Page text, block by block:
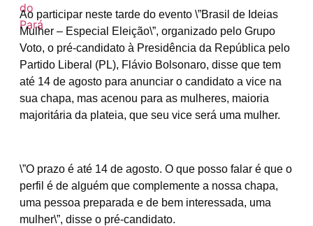
Ao participar neste tarde do evento \”Brasil de Ideias
Mulher – Especial Eleição\”, organizado pelo Grupo
Voto, o pré-candidato à Presidência da República pelo
Partido Liberal (PL), Flávio Bolsonaro, disse que tem
até 14 de agosto para anunciar o candidato a vice na
sua chapa, mas acenou para as mulheres, maioria
majoritária da plateia, que seu vice será uma mulher.
\”O prazo é até 14 de agosto. O que posso falar é que o
perfil é de alguém que complemente a nossa chapa,
uma pessoa preparada e de bem interessada, uma
mulher\”, disse o pré-candidato.